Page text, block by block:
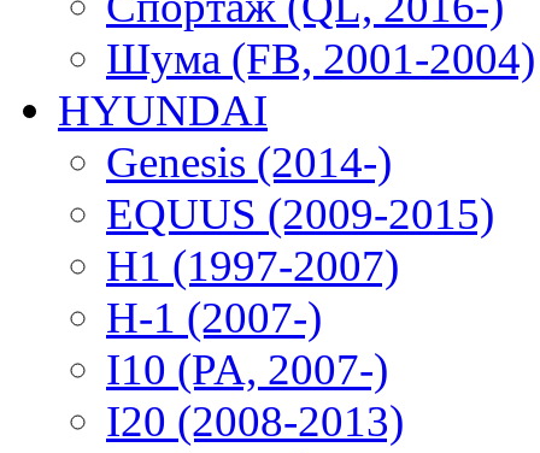
Шума (FB, 2001-2004)
HYUNDAI
Genesis (2014-)
EQUUS (2009-2015)
H1 (1997-2007)
H-1 (2007-)
I10 (PA, 2007-)
I20 (2008-2013)